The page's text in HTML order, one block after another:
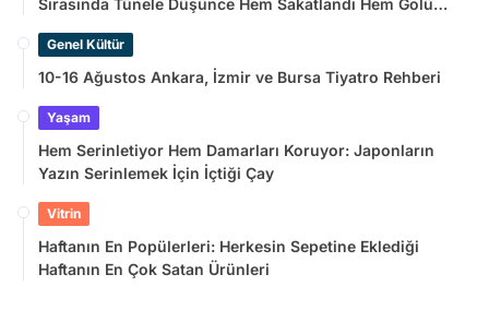
Sırasında Tünele Düşünce Hem Sakatlandı Hem Golü
Genel Kültür
10-16 Ağustos Ankara, İzmir ve Bursa Tiyatro Rehberi
Yaşam
Hem Serinletiyor Hem Damarları Koruyor: Japonların
Yazın Serinlemek İçin İçtiği Çay
Vitrin
Haftanın En Popülerleri: Herkesin Sepetine Eklediği
Haftanın En Çok Satan Ürünleri